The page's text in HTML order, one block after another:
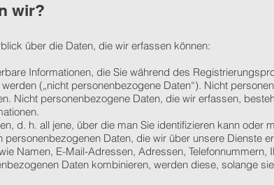
wir?
über die Daten, die wir erfassen können:
Informationen, die Sie während des
(„nicht personenbezogene Daten“). Nicht
Nicht personenbezogene Daten, die wir erfassen,
d. h. all jene, über die man Sie identifizieren kann oder
personenbezogenen Daten, die wir über unsere Dienste
Namen, E-Mail-Adressen, Adressen, Telefonnummern,
Daten kombinieren, werden diese, solange